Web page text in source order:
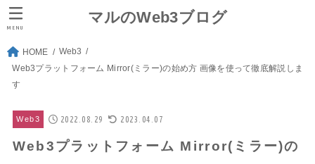
マルのWeb3ブログ
MENU
HOME
Web3
Web3プラットフォーム Mirror(ミラー)の始め方 画像を使って徹底解説しま
す
Web3 2022.08.29 2023.04.07
Web3プラットフォーム Mirror(ミラー)の